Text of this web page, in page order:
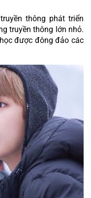
thông phát triển
truyền thông lớn nhỏ.
được đông đảo các